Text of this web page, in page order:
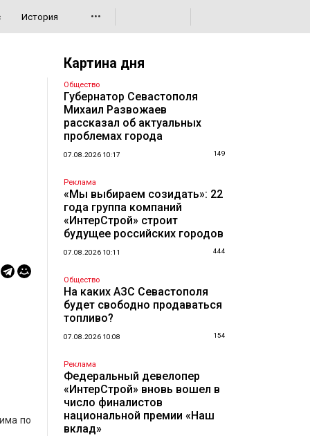
История •••
по
Картина дня
Общество
Губернатор Севастополя
Михаил Развожаев
рассказал об актуальных
проблемах города
07.08.2026 10:17 149
Реклама
«Мы выбираем созидать»: 22
года группа компаний
«ИнтерСтрой» строит
будущее российских городов
07.08.2026 10:11 444
Общество
На каких АЗС Севастополя
будет свободно продаваться
топливо?
07.08.2026 10:08 154
Реклама
Федеральный девелопер
«ИнтерСтрой» вновь вошел в
число финалистов
национальной премии «Наш
вклад»